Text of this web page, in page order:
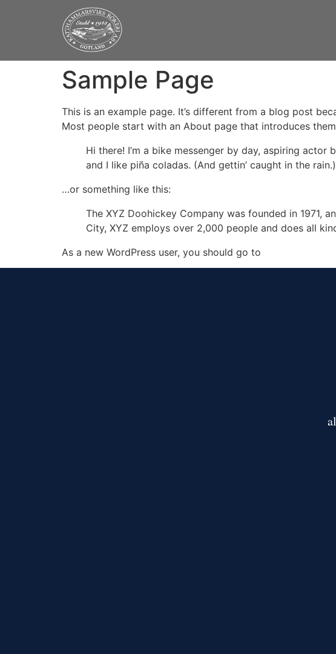
Sample Page
This is an example page. It’s different from a blog post
Most people start with an About page that introduces
Hi there! I’m a bike messenger by day, aspiring
and I like piña coladas. (And gettin’ caught in the rain.)
…or something like this:
The XYZ Doohickey Company was founded in 1971,
City, XYZ employs over 2,000 people and does all
As a new WordPress user, you should go to